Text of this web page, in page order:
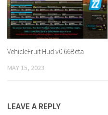
VehicleFruit Hud v0.66Beta
MAY 15, 2023
LEAVE A REPLY